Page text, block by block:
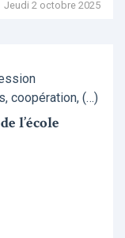
Jeudi 2 octobre 2025
coopération, (…)
l’école